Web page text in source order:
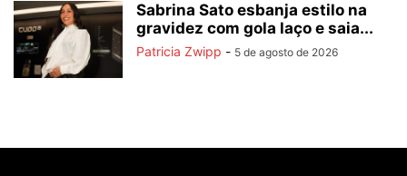
Sabrina Sato esbanja estilo na
gravidez com gola laço e saia...
Patricia Zwipp - 5 de agosto de 2026